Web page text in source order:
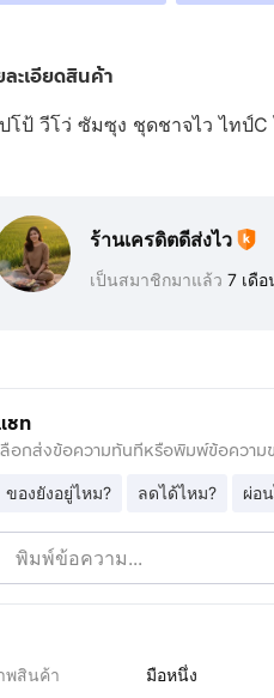
ละเอียดสินค้า
โป้ วีโว่ ซัมซุง ชุดชาจไว ไทป์
ร้านเครดิตดีส่งไว
เป็นสมาชิกมาแล้ว 7 เดื
ชท
ลือกส่งข้อความทันทีหรือพิมพ์ข้อความ
ของยังอยู่ไหม? ลดได้ไหม? ผ่อ
พสินค้า มือหนึ่ง